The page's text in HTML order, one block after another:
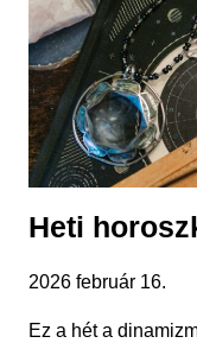
Heti
2026 február 16.
Ez a hét a